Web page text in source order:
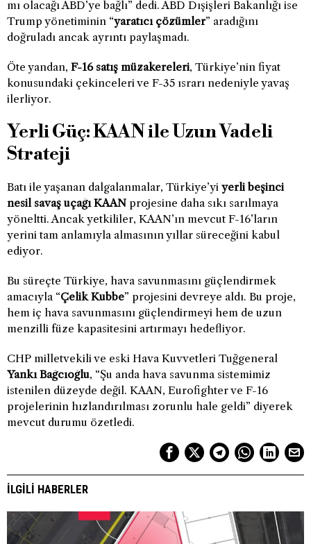
mı olacağı ABD’ye bağlı” dedi. ABD Dışişleri Bakanlığı ise
Trump yönetiminin “yaratıcı çözümler” aradığını
doğruladı ancak ayrıntı paylaşmadı.
Öte yandan, F-16 satış müzakereleri, Türkiye’nin fiyat
konusundaki çekinceleri ve F-35 ısrarı nedeniyle yavaş
ilerliyor.
Yerli Güç: KAAN ile Uzun Vadeli
Strateji
Batı ile yaşanan dalgalanmalar, Türkiye’yi yerli beşinci
nesil savaş uçağı KAAN projesine daha sıkı sarılmaya
yöneltti. Ancak yetkililer, KAAN’ın mevcut F-16’ların
yerini tam anlamıyla almasının yıllar süreceğini kabul
ediyor.
Bu süreçte Türkiye, hava savunmasını güçlendirmek
amacıyla “Çelik Kubbe” projesini devreye aldı. Bu proje,
hem iç hava savunmasını güçlendirmeyi hem de uzun
menzilli füze kapasitesini artırmayı hedefliyor.
CHP milletvekili ve eski Hava Kuvvetleri Tuğgeneral
Yankı Bağcıoğlu, “Şu anda hava savunma sistemimiz
istenilen düzeyde değil. KAAN, Eurofighter ve F-16
projelerinin hızlandırılması zorunlu hale geldi” diyerek
mevcut durumu özetledi.
İLGILI HABERLER